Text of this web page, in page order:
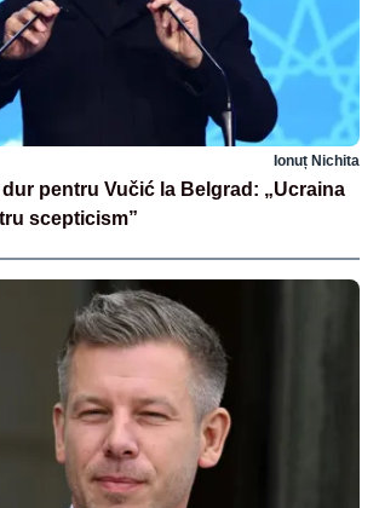
Ionuț Nichita
pentru Vučić la Belgrad: „Ucraina
scepticism”